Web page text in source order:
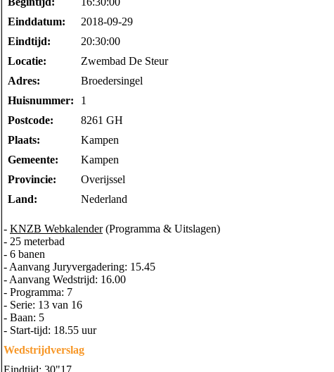
Einddatum:
2018-09-29
Eindtijd:
20:30:00
Locatie:
Zwembad De Steur
Adres:
Broedersingel
Huisnummer:
1
Postcode:
8261 GH
Plaats:
Kampen
Gemeente:
Kampen
Provincie:
Overijssel
Land:
Nederland
- KNZB Webkalender(Programma & Uitslagen)
- 25 meterbad
- 6 banen
- Aanvang Juryvergadering: 15.45
- Aanvang Wedstrijd: 16.00
- Programma: 7
- Serie: 13 van 16
- Baan: 5
- Start-tijd: 18.55 uur
Wedstrijdverslag
Eindtijd: 30"17